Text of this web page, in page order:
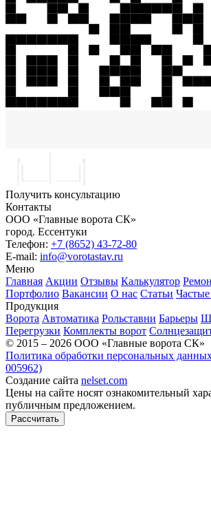
Получить консультацию
Контакты
ООО «Главные ворота СК»
город. Ессентуки
Телефон: +7 (8652) 43-72-80
E-mail: info@vorotastav.ru
Меню
Главная Акции Отзывы Калькулятор
Портфолио Вакансии О нас Статьи
Продукция
Ворота Автоматика Рольставни Барьеры
Перегрузки Комплекты ворот
© 2015 – 2026 ООО «Главные ворота СК»
Политика обработки персональных
005962)
Создание сайта nelset.com
Цены на сайте носят ознакомительный
публичным предложением.
Рассчитать